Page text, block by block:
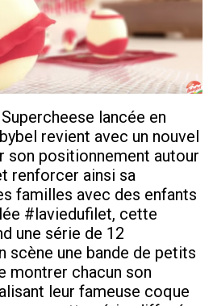
lancée en
revient avec un nouvel
son positionnement autour
renforcer ainsi sa
familles avec des enfants
#laviedufilet, cette
une série de 12
scène une bande de petits
montrer chacun son
leur fameuse coque